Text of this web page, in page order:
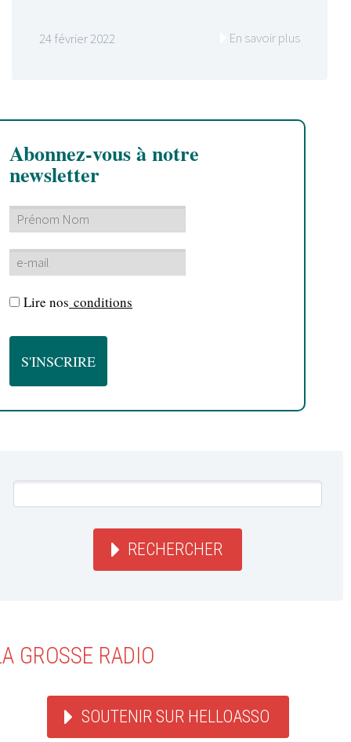
24 février 2022 En savoir plus
Abonnez-vous à notre
newsletter
Lire nos conditions
RECHERCHER
GROSSE RADIO
SOUTENIR SUR HELLOASSO